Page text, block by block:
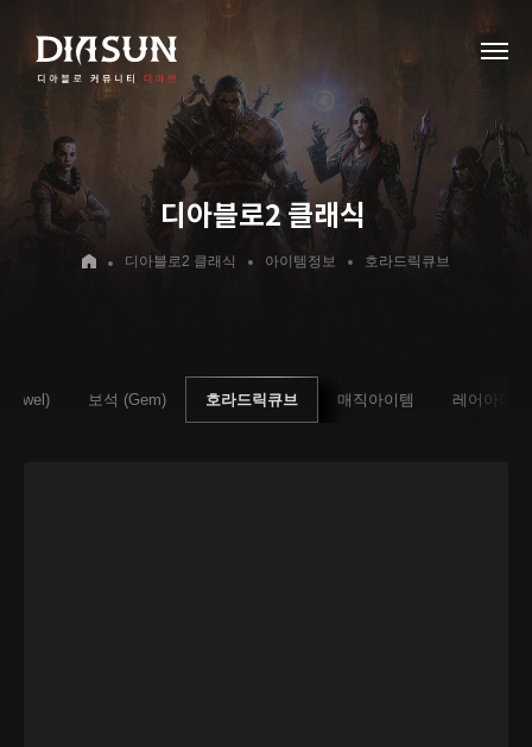
디아블로2 클래식
디아블로2 클래식 아이템정보 호라드릭큐브
보석 (Gem) 호라드릭큐브 매직아이템 레어아이템